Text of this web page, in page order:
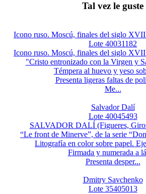
Tal vez le guste
Icono ruso. Moscú, finales del siglo
Lote 40031182
Icono ruso. Moscú, finales del siglo
"Cristo entronizado con la Virgen y
Témpera al huevo y yeso
Presenta ligeras faltas de
Me...
Salvador Dalí
Lote 40045493
SALVADOR DALÍ (Figueres,
“Le front de Minerve”, de la serie
Litografía en color sobre papel.
Firmada y numerada a
Presenta desper...
Dmitry Savchenko
Lote 35405013